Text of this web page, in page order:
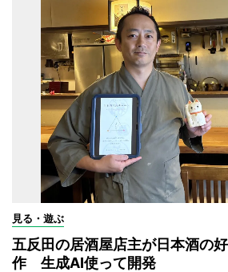
見る・遊ぶ
五反田の居酒屋店主が日本酒の
作 生成AI使って開発